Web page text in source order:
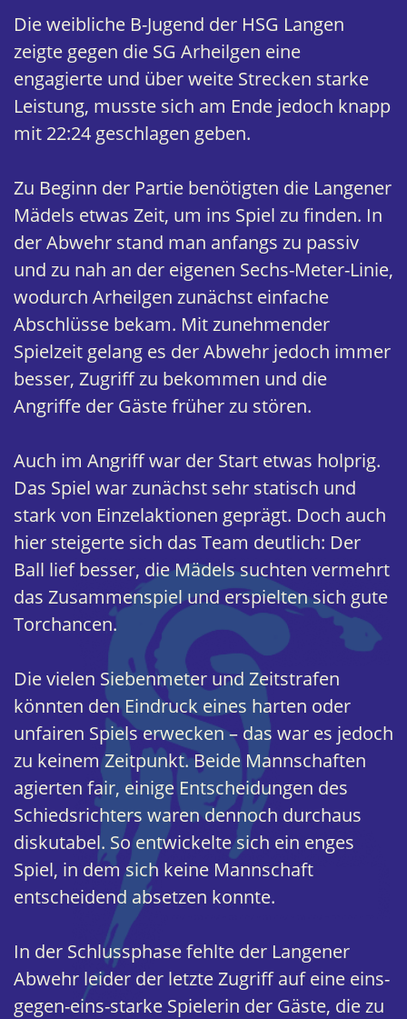
Die weibliche B-Jugend der HSG Langen
zeigte gegen die SG Arheilgen eine
engagierte und über weite Strecken starke
Leistung, musste sich am Ende jedoch knapp
mit 22:24 geschlagen geben.
Zu Beginn der Partie benötigten die Langener
Mädels etwas Zeit, um ins Spiel zu finden. In
der Abwehr stand man anfangs zu passiv
und zu nah an der eigenen Sechs-Meter-Linie,
wodurch Arheilgen zunächst einfache
Abschlüsse bekam. Mit zunehmender
Spielzeit gelang es der Abwehr jedoch immer
besser, Zugriff zu bekommen und die
Angriffe der Gäste früher zu stören.
Auch im Angriff war der Start etwas holprig.
Das Spiel war zunächst sehr statisch und
stark von Einzelaktionen geprägt. Doch auch
hier steigerte sich das Team deutlich: Der
Ball lief besser, die Mädels suchten vermehrt
das Zusammenspiel und erspielten sich gute
Torchancen.
Die vielen Siebenmeter und Zeitstrafen
könnten den Eindruck eines harten oder
unfairen Spiels erwecken – das war es jedoch
zu keinem Zeitpunkt. Beide Mannschaften
agierten fair, einige Entscheidungen des
Schiedsrichters waren dennoch durchaus
diskutabel. So entwickelte sich ein enges
Spiel, in dem sich keine Mannschaft
entscheidend absetzen konnte.
In der Schlussphase fehlte der Langener
Abwehr leider der letzte Zugriff auf eine eins-
gegen-eins-starke Spielerin der Gäste, die zu